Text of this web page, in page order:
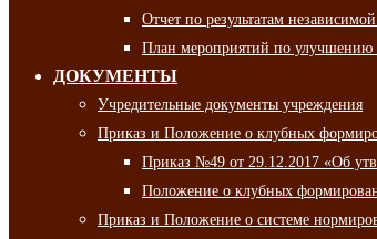
Отчет по результатам
План мероприятий по улучшению
ДОКУМЕНТЫ
Учредительные документы учреждения
Приказ и Положение о клубных
Приказ №49 от 29.12.2017 «Об
Положение о клубных
Приказ и Положение о системе